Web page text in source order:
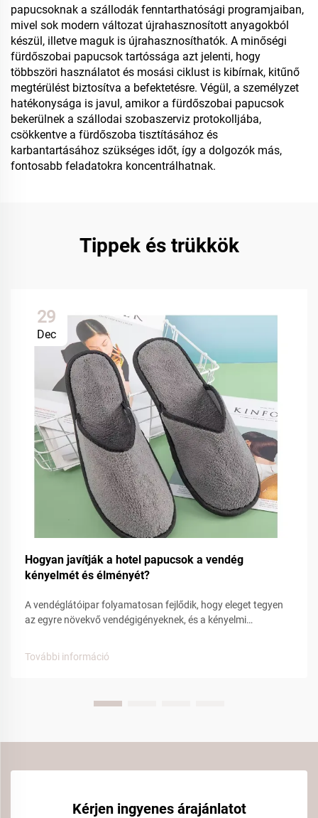
papucsoknak a szállodák fenntarthatósági programjaiban,
mivel sok modern változat újrahasznosított anyagokból
készül, illetve maguk is újrahasznosíthatók. A minőségi
fürdőszobai papucsok tartóssága azt jelenti, hogy
többszöri használatot és mosási ciklust is kibírnak, kitűnő
megtérülést biztosítva a befektetésre. Végül, a személyzet
hatékonysága is javul, amikor a fürdőszobai papucsok
bekerülnek a szállodai szobaszerviz protokolljába,
csökkentve a fürdőszoba tisztításához és
karbantartásához szükséges időt, így a dolgozók más,
fontosabb feladatokra koncentrálhatnak.
Tippek és trükkök
29
Dec
Hogyan javítják a hotel papucsok a vendég
kényelmét és élményét?
A vendéglátóipar folyamatosan fejlődik, hogy eleget tegyen
az egyre növekvő vendégigényeknek, és a kényelmi
További információ
Kérjen ingyenes árajánlatot